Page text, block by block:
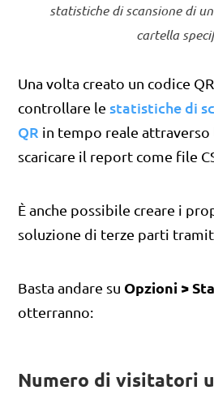
statistiche di scansione di
cartella
Una volta creato un codice
controllare le statistiche di
QR in tempo reale attraverso
scaricare il report come file
È anche possibile creare i
soluzione di terze parti
Basta andare su Opzioni >
otterranno:
Numero di visitatori